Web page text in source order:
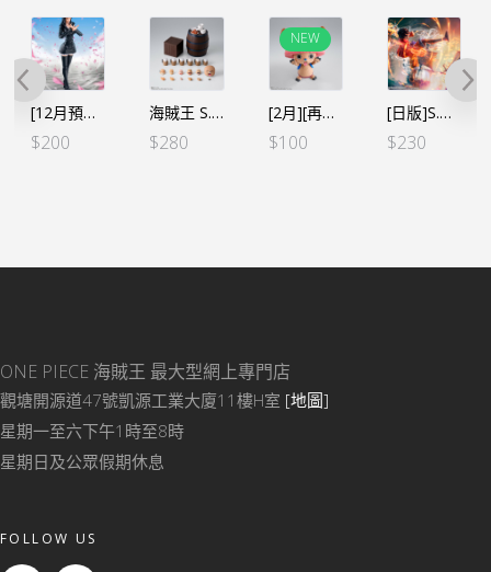
[12月預定]海賊王 S.H.Figuarts SHF -羅賓(行版) [全數HK$420/訂金$200]
$200
海賊王 S.H.Figuarts SHF- 派對配件包 *不包人物本體（行）
$280
NEW
[2月][再販]海賊王 S.H.Figuarts 索柏 -磁鼓島 (行) [全數HK$190/訂金$100]
$100
[日版]S.H.Figuarts SHF 莫奇・D・路飛 -鬼島討伐-
$230
ONE PIECE 海賊王 最大型網上專門店
觀塘開源道47號凱源工業大廈11樓H室 [地圖]
星期一至六下午1時至8時
星期日及公眾假期休息
FOLLOW US